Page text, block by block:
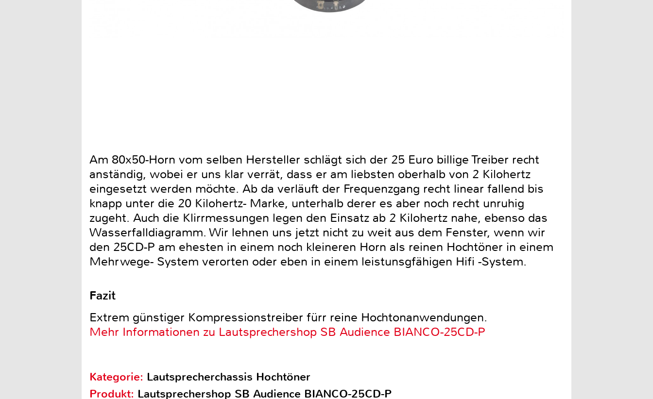
Am 80x50-Horn vom selben Hersteller schlägt sich der 25 Euro billige Treiber recht
anständig, wobei er uns klar verrät, dass er am liebsten oberhalb von 2 Kilohertz
eingesetzt werden möchte. Ab da verläuft der Frequenzgang recht linear fallend bis
knapp unter die 20 Kilohertz- Marke, unterhalb derer es aber noch recht unruhig
zugeht. Auch die Klirrmessungen legen den Einsatz ab 2 Kilohertz nahe, ebenso das
Wasserfalldiagramm. Wir lehnen uns jetzt nicht zu weit aus dem Fenster, wenn wir
den 25CD-P am ehesten in einem noch kleineren Horn als reinen Hochtöner in einem
Mehrwege- System verorten oder eben in einem leistunsgfähigen Hifi -System.
Fazit
Extrem günstiger Kompressionstreiber fürr reine Hochtonanwendungen.
Mehr Informationen zu Lautsprechershop SB Audience BIANCO-25CD-P
Kategorie: Lautsprecherchassis Hochtöner
Produkt: Lautsprechershop SB Audience BIANCO-25CD-P